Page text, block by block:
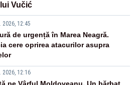
Vučić
2026, 12:45
de urgență în Marea Neagră.
cere oprirea atacurilor asupra
2026, 12:16